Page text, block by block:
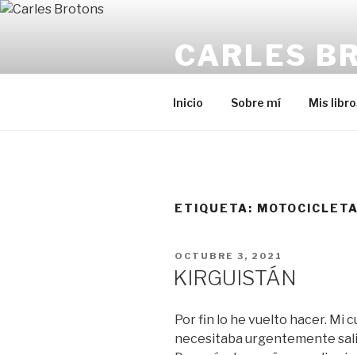
Saltar
CARLES
Inicio Sobre mí Mis
ETIQUETA: MOTOCICLETA
PUBLICADO
EL
OCTUBRE 3, 2021
KIRGUISTÁN
Por fin lo he vuelto hacer. Mi
necesitaba urgentemente